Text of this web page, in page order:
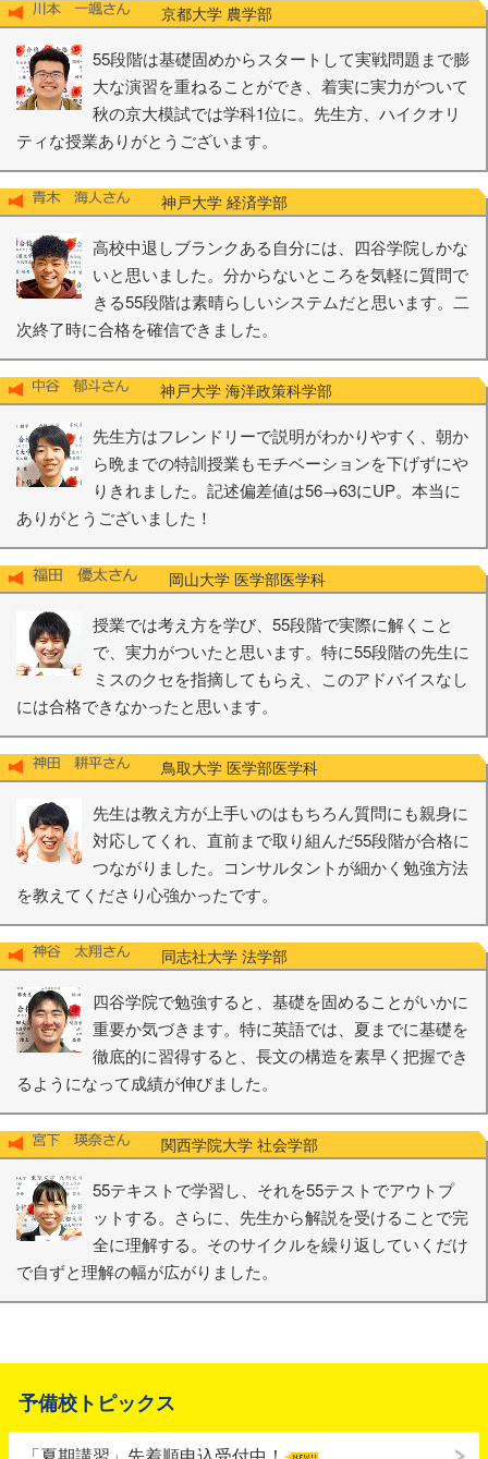
京都大学 農学部
55段階は基礎固めからスタートして実戦問題まで膨
大な演習を重ねることができ、着実に実力がついて
秋の京大模試では学科1位に。先生方、ハイクオリ
ティな授業ありがとうございます。
神戸大学 経済学部
高校中退しブランクある自分には、四谷学院しかな
いと思いました。分からないところを気軽に質問で
きる55段階は素晴らしいシステムだと思います。二
次終了時に合格を確信できました。
神戸大学 海洋政策科学部
先生方はフレンドリーで説明がわかりやすく、朝か
ら晩までの特訓授業もモチベーションを下げずにや
りきれました。記述偏差値は56→63にUP。本当に
ありがとうございました！
岡山大学 医学部医学科
授業では考え方を学び、55段階で実際に解くこと
で、実力がついたと思います。特に55段階の先生に
ミスのクセを指摘してもらえ、このアドバイスなし
には合格できなかったと思います。
鳥取大学 医学部医学科
先生は教え方が上手いのはもちろん質問にも親身に
対応してくれ、直前まで取り組んだ55段階が合格に
つながりました。コンサルタントが細かく勉強方法
を教えてくださり心強かったです。
同志社大学 法学部
四谷学院で勉強すると、基礎を固めることがいかに
重要か気づきます。特に英語では、夏までに基礎を
徹底的に習得すると、長文の構造を素早く把握でき
るようになって成績が伸びました。
関西学院大学 社会学部
55テキストで学習し、それを55テストでアウトプ
ットする。さらに、先生から解説を受けることで完
全に理解する。そのサイクルを繰り返していくだけ
で自ずと理解の幅が広がりました。
予備校トピックス